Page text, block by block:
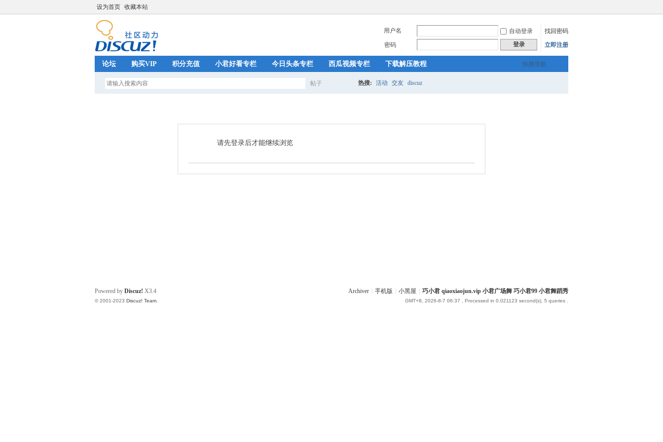
设为首页 收藏本站
用户名 自动登录
找回密码
密码
登录 立即注册
快捷导航
论坛 购买VIP 积分充值 小君好看专栏 今日头条专栏 西瓜视频专栏 下载解压教程
帖子 热搜: 活动 交友 discuz
请先登录后才能继续浏览
Archiver 手机版 小黑屋 巧小君 qiaoxiaojun.vip 小君广场舞 巧小君99 小君舞蹈秀
GMT+8, 2026-8-7 06:37 , Processed in 0.021123 second(s), 5 queries .
Powered by Discuz! X3.4
© 2001-2023 Discuz! Team